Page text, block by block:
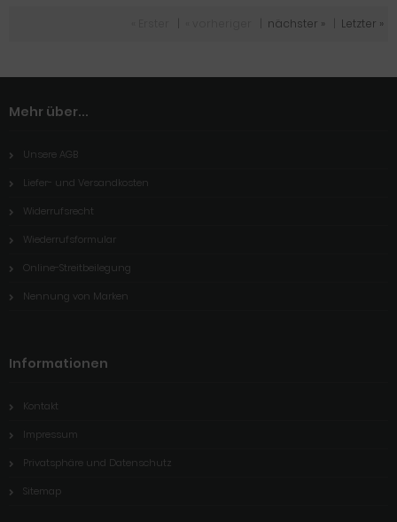
nächster » Letzter »
Mehr über...
Unsere AGB
Liefer- und Versandkosten
Widerrufsrecht
Wiederrufsformular
Online-Streitbeilegung
Nennung von Marken
Informationen
Kontakt
Impressum
Privatsphäre und Datenschutz
Sitemap